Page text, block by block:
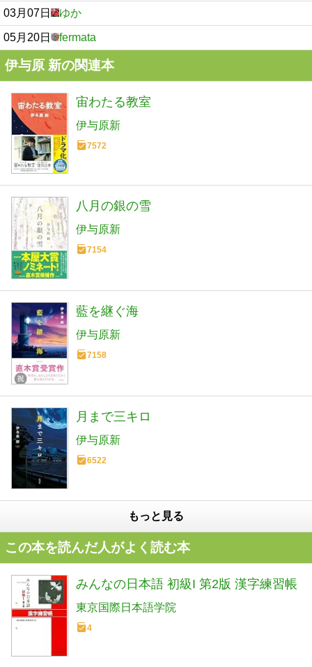
03月07日 ゆか
05月20日 fermata
伊与原 新の関連本
宙わたる教室
伊与原新
7572
八月の銀の雪
伊与原新
7154
藍を継ぐ海
伊与原新
7158
月まで三キロ
伊与原新
6522
もっと見る
この本を読んだ人がよく読む本
みんなの日本語 初級I 第2版 漢字練習帳
東京国際日本語学院
4